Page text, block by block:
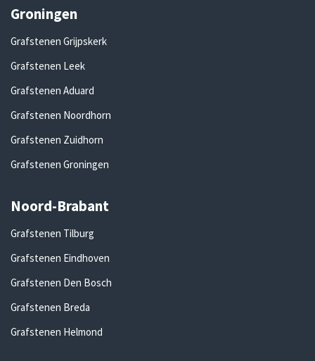
Groningen
Grafstenen Grijpskerk
Grafstenen Leek
Grafstenen Aduard
Grafstenen Noordhorn
Grafstenen Zuidhorn
Grafstenen Groningen
Noord-Brabant
Grafstenen Tilburg
Grafstenen Eindhoven
Grafstenen Den Bosch
Grafstenen Breda
Grafstenen Helmond